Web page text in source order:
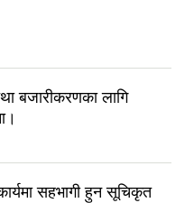
बजारीकरणका लागि
सहभागी हुन सूचिकृत